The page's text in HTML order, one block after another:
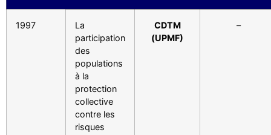
1997
La
participation
des
populations
à la
protection
collective
contre les
risques
CDTM
(UPMF)
–